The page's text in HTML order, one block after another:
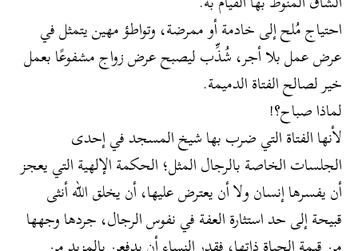
احتياج مُلح إلى خادمة أو ممرضة، وتواطؤ مهين يتمثل في
عرض عمل بلا أجر، شُذِّب ليصبح عرض زواج مشفوعًا بعمل
خير لصالح الفتاة الدميمة.
لماذا صباح؟!
لأنها الفتاة التي ضرب بها شيخ المسجد في إحدى
الجلسات الخاصة بالرجال المثل؛ الحكمة الإلهية التي يعجز
أن يفسرها إنسان ولا أن يعترض عليها، أن يخلق الله أنثى
قبيحة إلى حد استثارة العفة في نفوس الرجال، جردها وجهها